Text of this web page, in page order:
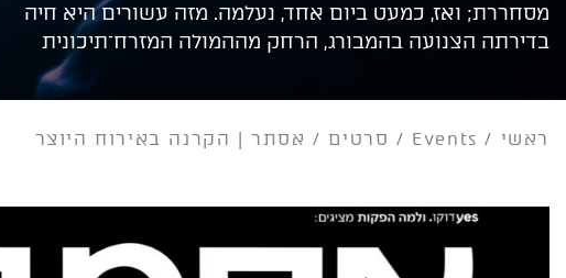
מסחררת; ואז, כמעט ביום אחד, נעלמה. מזה עשורים היא חיה
בדירתה הצנועה בהמבורג, הרחק מההמולה המזרח־תיכונית
ראשי /
Events
/ סרטים / אסתר | הקרנה באירוח היוצר